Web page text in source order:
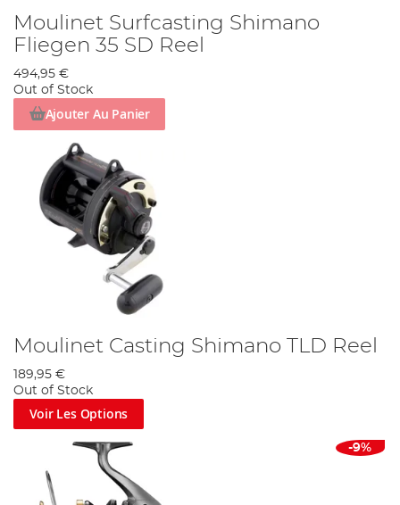
Moulinet Surfcasting Shimano
Fliegen 35 SD Reel
494,95 €
Out of Stock
Ajouter Au Panier
Moulinet Casting Shimano TLD Reel
189,95 €
Out of Stock
Voir Les Options
-9%